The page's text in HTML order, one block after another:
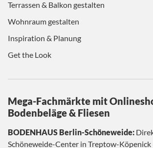
Terrassen & Balkon gestalten
Wohnraum gestalten
Inspiration & Planung
Get the Look
Mega-Fachmärkte mit
Bodenbeläge & Fliesen
BODENHAUS Berlin-Schöneweide:
Schöneweide-Center in Treptow-Köpenick